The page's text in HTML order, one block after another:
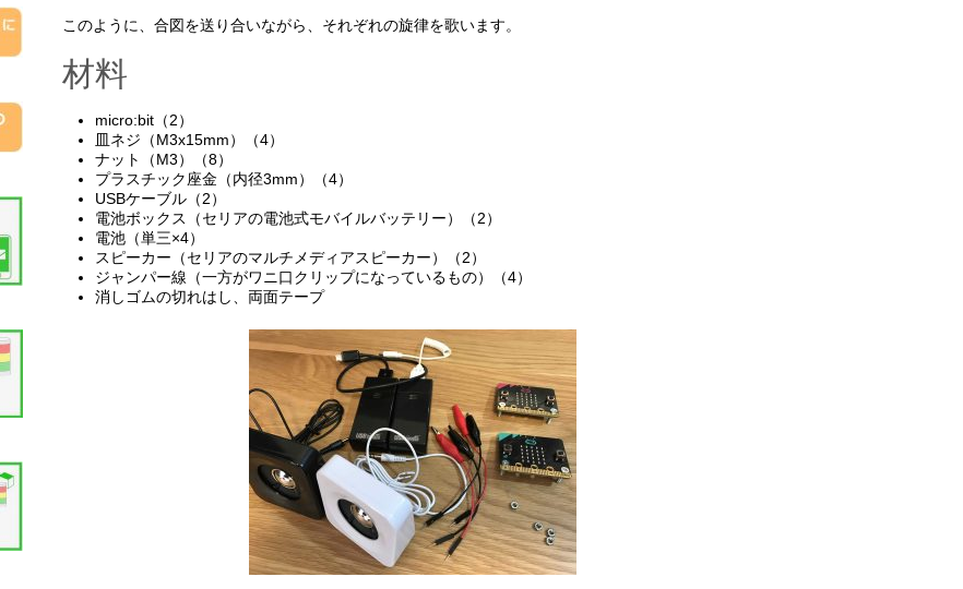
このように、合図を送り合いながら、それぞれの旋律を歌います。
材料
micro:bit（2）
皿ネジ（M3x15mm）（4）
ナット（M3）（8）
プラスチック座金（内径3mm）（4）
USBケーブル（2）
電池ボックス（セリアの電池式モバイルバッテリー）（2）
電池（単三×4）
スピーカー（セリアのマルチメディアスピーカー）（2）
ジャンパー線（一方がワニ口クリップになっているもの）（4）
消しゴムの切れはし、両面テープ